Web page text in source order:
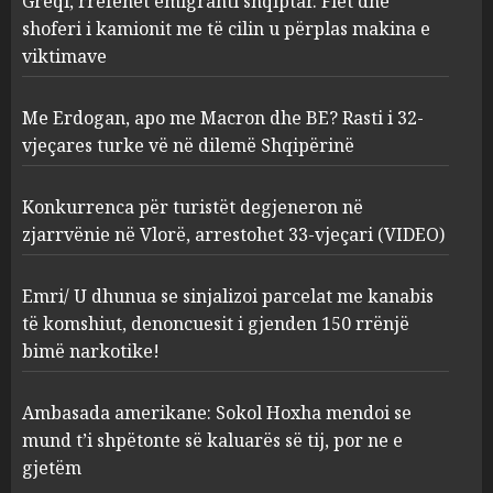
2
turke vë në dilemë Shqipërinë
AUGUST 7, 2026
3
Konkurrenca për turistët
degjeneron në zjarrvënie në
Vlorë, arrestohet 33-vjeçari
(VIDEO)
AUGUST 7, 2026
Emri/ U dhunua se sinjalizoi
parcelat me kanabis të
komshiut, denoncuesit i
gjenden 150 rrënjë bimë
AUGUST 7, 2026
shoferi i kamionit me të cilin u përplas makina e
viktimave
Me Erdogan, apo me Macron dhe BE? Rasti i 32-
vjeçares turke vë në dilemë Shqipërinë
Konkurrenca për turistët degjeneron në
zjarrvënie në Vlorë, arrestohet 33-vjeçari (VIDEO)
Emri/ U dhunua se sinjalizoi parcelat me kanabis
të komshiut, denoncuesit i gjenden 150 rrënjë
bimë narkotike!
Ambasada amerikane: Sokol Hoxha mendoi se
mund t’i shpëtonte së kaluarës së tij, por ne e
gjetëm